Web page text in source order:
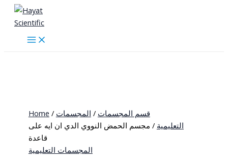
Skip
content
Home / قسم المجسمات / المجسمات
التعليمية / مجسم الحمض النووي الدي ان ايه على
قاعدة
المجسمات التعليمية